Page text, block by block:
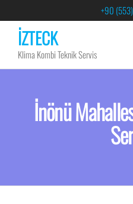
+90
İZTECK
Klima Kombi Teknik Servis
İnönü